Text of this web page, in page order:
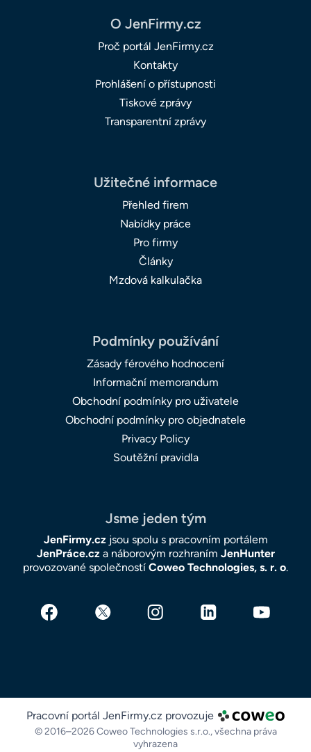
O JenFirmy.cz
Proč portál JenFirmy.cz
Kontakty
Prohlášení o přístupnosti
Tiskové zprávy
Transparentní zprávy
Užitečné informace
Přehled firem
Nabídky práce
Pro firmy
Články
Mzdová kalkulačka
Podmínky používání
Zásady férového hodnocení
Informační memorandum
Obchodní podmínky pro uživatele
Obchodní podmínky pro objednatele
Privacy Policy
Soutěžní pravidla
Jsme jeden tým
JenFirmy.czjsou spolu s pracovním portálem
JenPráce.cza náborovým rozhraním JenHunter
provozované společností Coweo Technologies, s. r. o.
Pracovní portál JenFirmy.cz provozuje
© 2016–2026 Coweo Technologies s.r.o.,všechna práva
vyhrazena